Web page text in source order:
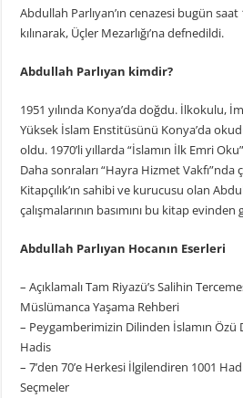
Abdullah Parlıyan’ın cenazesi bugün saat
kılınarak, Üçler Mezarlığı’na defnedildi.
Abdullah Parlıyan kimdir?
1951 yılında Konya’da doğdu. İlkokulu,
Yüksek İslam Enstitüsünü Konya’da
oldu. 1970’li yıllarda “İslamın İlk Emri
Daha sonraları “Hayra Hizmet
Kitapçılık’ın sahibi ve kurucusu olan
çalışmalarının basımını bu kitap
Abdullah Parlıyan Hocanın Eserleri
– Açıklamalı Tam Riyazü’s Salihin
Müslümanca Yaşama Rehberi
– Peygamberimizin Dilinden İslamın Özü
Hadis
– 7’den 70’e Herkesi İlgilendiren 1001
Seçmeler